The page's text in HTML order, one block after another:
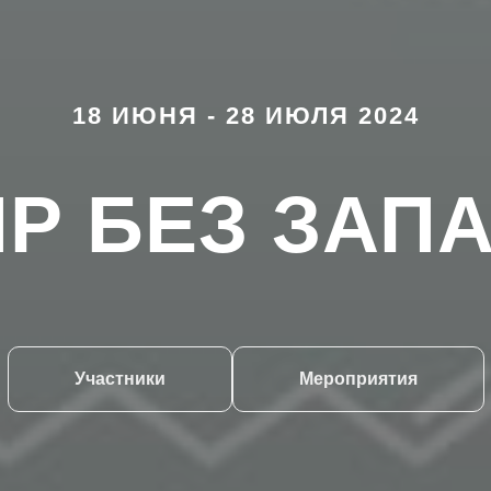
18 ИЮНЯ - 28 ИЮЛЯ 2024
БЕЗ
Участники Мероприятия